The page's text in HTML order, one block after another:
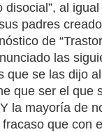
al
padres
de
las
que se las dijo
que ser el que
la mayoría de
que con